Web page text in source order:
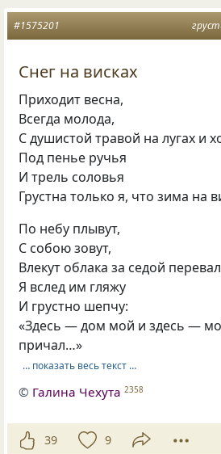
#1575201
Снег на висках
Приходит весна,
Всегда молода,
С душистой травой на лугах и
Под пенье ручья
И трель соловья
Грустна только я, что зима на
По небу плывут,
С собою зовут,
Влекут облака за седой
Я вслед им гляжу
И грустно шепчу:
«Здесь — дом мой и здесь —
причал…»
… показать весь текст …
© Галина Чехута 2358
39 9